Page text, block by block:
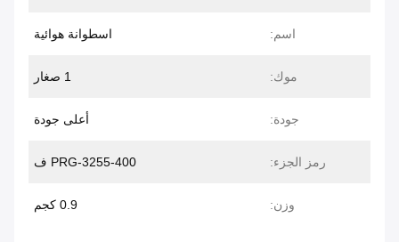
اسم: اسطوانة هوائية
موك: 1 صغار
جودة: أعلى جودة
رمز الجزء: PRG-3255-400 ف
وزن: 0.9 كجم